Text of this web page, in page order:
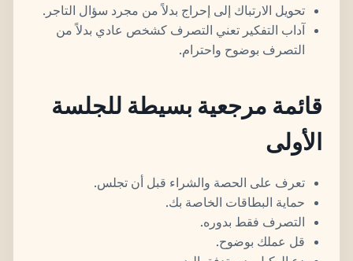
تحويل الارتباك إلى إحراج بدلاً من مجرد سؤال التاجر.
آداب التفكير تعني التصرف كشخص عادي بدلاً من
التصرف بوضوح واحترام.
قائمة مرجعية بسيطة للجلسة
الأولى
تعرف على الحصة والشراء قبل أن تجلس.
حماية البطاقات الخاصة بك.
التصرف فقط بدوره.
قل عملك بوضوح.